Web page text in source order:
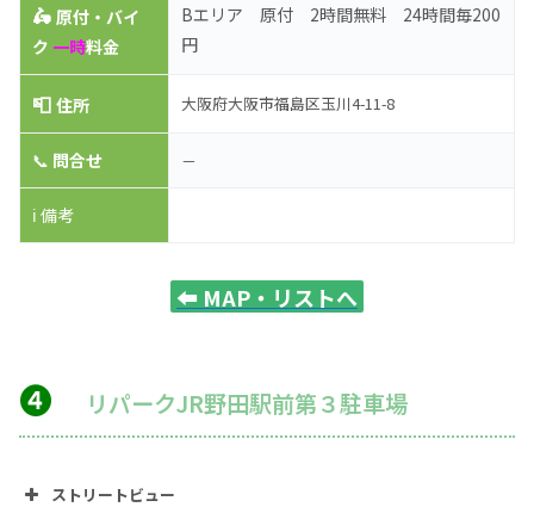
🛵原付・バイ
ク 一時料金
Bエリア 原付 2時間無料 24時間毎200
円
📮住所 大阪府大阪市福島区玉川4-11-8
📞 問合せ －
ℹ️ 備考
⬅️ MAP・リストへ
❹ リパークJR野田駅前第３駐車場
ストリートビュー